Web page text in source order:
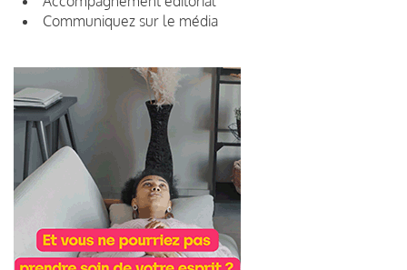
Communiquez sur le média